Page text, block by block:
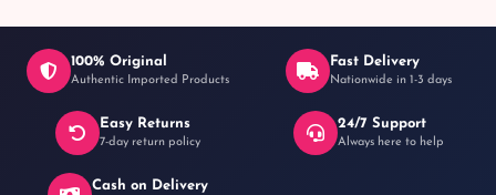
100% Original
Authentic Imported Products
Fast Delivery
Nationwide in 1-3 days
Easy Returns
7-day return policy
24/7 Support
Always here to help
Cash on Delivery